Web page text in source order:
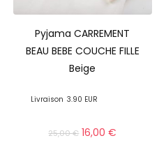
Pyjama CARREMENT
BEAU BEBE COUCHE FILLE
Beige
Livraison 3.90 EUR
25,00€ 16,00€